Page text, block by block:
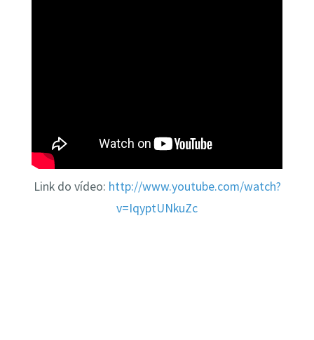
Link do vídeo: http://www.youtube.com/watch?
v=IqyptUNkuZc